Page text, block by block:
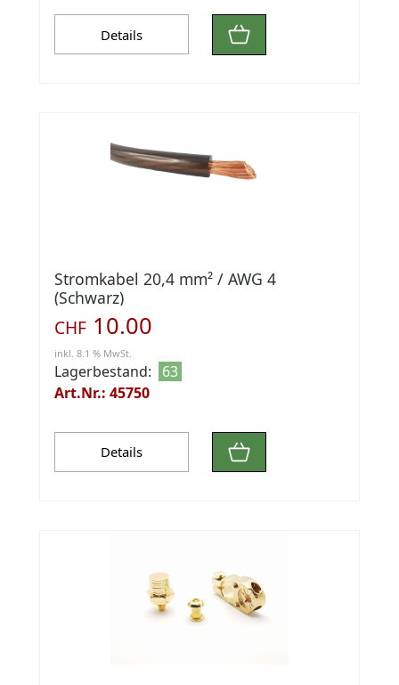
Details
Stromkabel 20,4 mm² / AWG 4
(Schwarz)
CHF 10.00
inkl. 8.1 % MwSt.
Lagerbestand:
63
Art.Nr.: 45750
Details